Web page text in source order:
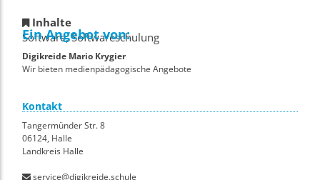
Inhalte
Software, Softwareschulung
Ein Angebot von:
Digikreide Mario Krygier
Wir bieten medienpädagogische Angebote
Kontakt
Tangermünder Str. 8
06124, Halle
Landkreis Halle
service@digikreide.schule